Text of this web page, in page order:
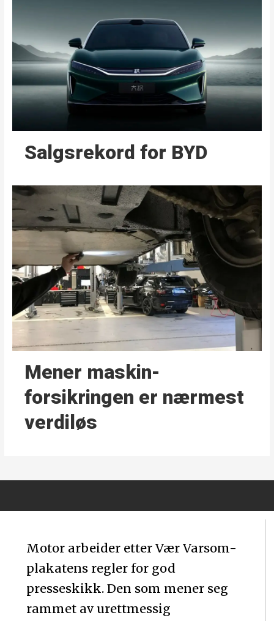
Salgsrekord for BYD
Mener maskin­
forsikringen er nærmest
verdiløs
Motor arbeider etter Vær Varsom-
plakatens regler for god
presseskikk. Den som mener seg
rammet av urettmessig